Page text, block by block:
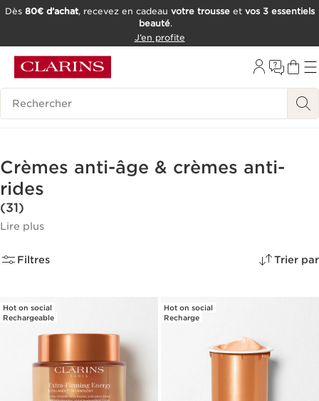
OUTIL D'ACCESSIBILITÉ
Dès 80€ d’achat, recevez en cadeau votre trousseet vos 3 essentiels
beauté.
J’en profite
Historique des recherches
Crèmes anti-âge & crèmes anti-
rides
(31)
Lire plus
Filtres Trier par
Hot on social
Rechargeable
Hot on social
Recharge